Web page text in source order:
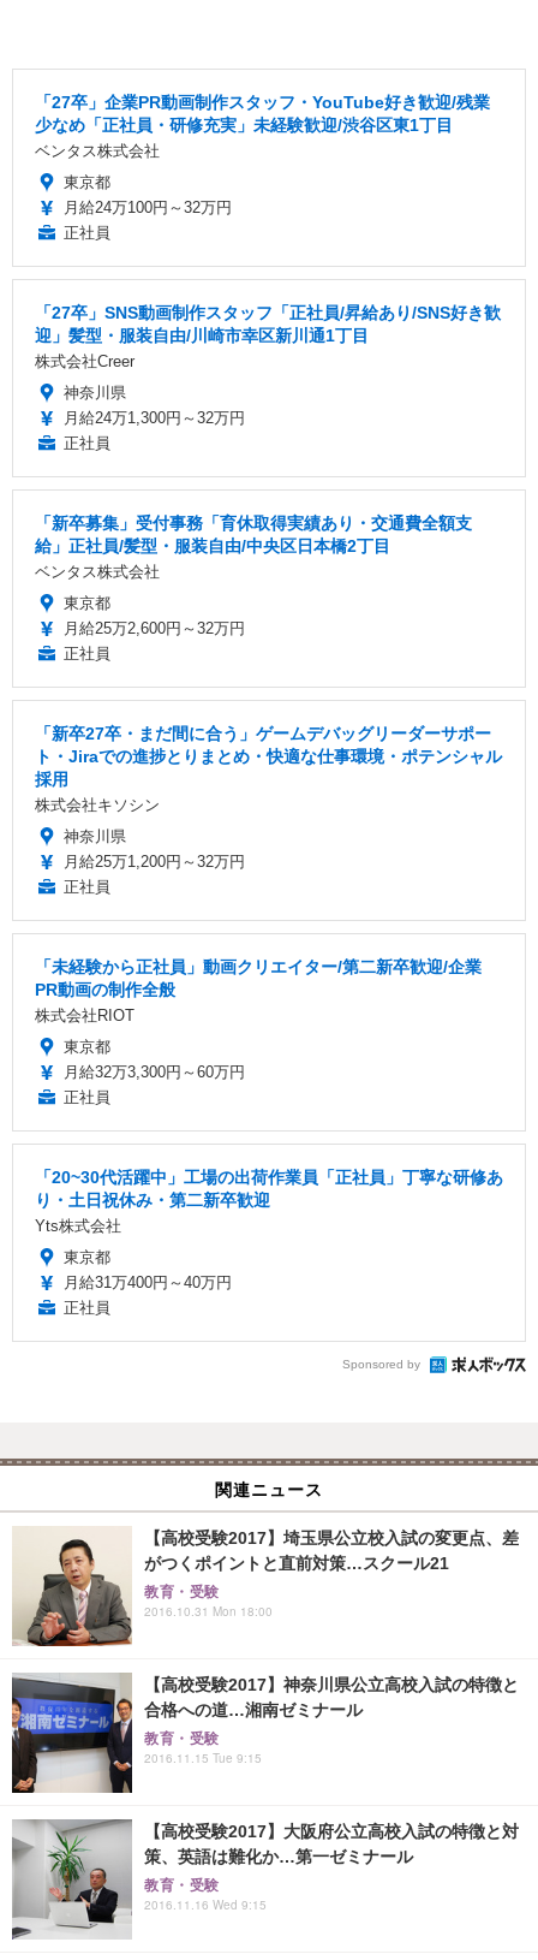
「27卒」企業PR動画制作スタッフ・YouTube好き歓迎/残業
少なめ「正社員・研修充実」未経験歓迎/渋谷区東1丁目
ベンタス株式会社
東京都
月給24万100円～32万円
正社員
「27卒」SNS動画制作スタッフ「正社員/昇給あり/SNS好き歓
迎」髪型・服装自由/川崎市幸区新川通1丁目
株式会社Creer
神奈川県
月給24万1,300円～32万円
正社員
「新卒募集」受付事務「育休取得実績あり・交通費全額支
給」正社員/髪型・服装自由/中央区日本橋2丁目
ベンタス株式会社
東京都
月給25万2,600円～32万円
正社員
「新卒27卒・まだ間に合う」ゲームデバッグリーダーサポー
ト・Jiraでの進捗とりまとめ・快適な仕事環境・ポテンシャル
採用
株式会社キソシン
神奈川県
月給25万1,200円～32万円
正社員
「未経験から正社員」動画クリエイター/第二新卒歓迎/企業
PR動画の制作全般
株式会社RIOT
東京都
月給32万3,300円～60万円
正社員
「20~30代活躍中」工場の出荷作業員「正社員」丁寧な研修あ
り・土日祝休み・第二新卒歓迎
Yts株式会社
東京都
月給31万400円～40万円
正社員
Sponsored by
関連ニュース
【高校受験2017】埼玉県公立校入試の変更点、差
がつくポイントと直前対策…スクール21
教育・受験
2016.10.31 Mon 18:00
【高校受験2017】神奈川県公立高校入試の特徴と
合格への道…湘南ゼミナール
教育・受験
2016.11.15 Tue 9:15
【高校受験2017】大阪府公立高校入試の特徴と対
策、英語は難化か…第一ゼミナール
教育・受験
2016.11.16 Wed 9:15